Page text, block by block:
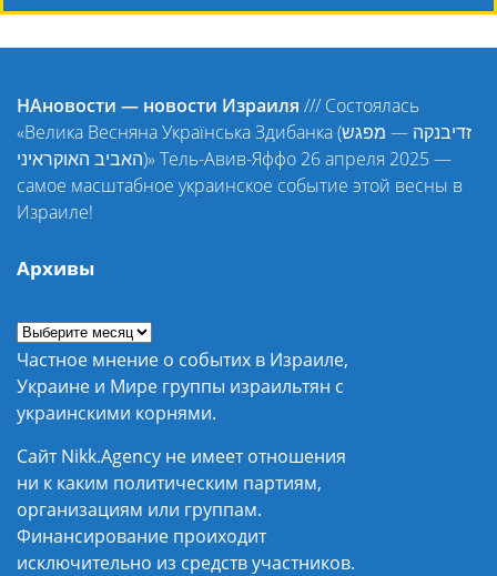
НАновости — новости Израиля /// Состоялась
«Велика Весняна Українська Здибанка (זדיבנקה — מפגש
האביב האוקראיני)» Тель-Авив-Яффо 26 апреля 2025 —
самое масштабное украинское событие этой весны в
Израиле!
Архивы
Частное мнение о событих в Израиле,
Украине и Мире группы израильтян с
украинскими корнями.
Сайт Nikk.Agency не имеет отношения
ни к каким политическим партиям,
организациям или группам.
Финансирование проиходит
исключительно из средств участников.